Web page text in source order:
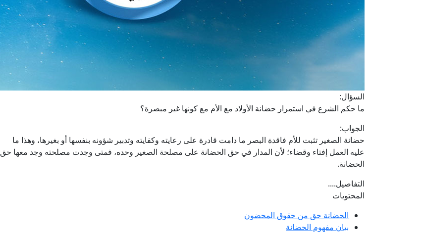
السؤال:
ما حكم الشرع في استمرار حضانة الأولاد مع الأم مع كونها غير مبصرة؟
الجواب:
حضانة الصغير تثبت للأم فاقدة البصر ما دامت قادرة على رعايته وكفايته وتدبير شؤونه بنفسها أو بغيرها، وهذا ما
عليه العمل إفتاء وقضاء؛ لأن المدار في حق الحضانة على مصلحة الصغير وحده، فمتى وجدت مصلحته وجد معها حق
الحضانة.
التفاصيل....
المحتويات
الحضانة حق من حقوق المحضون
بيان مفهوم الحضانة